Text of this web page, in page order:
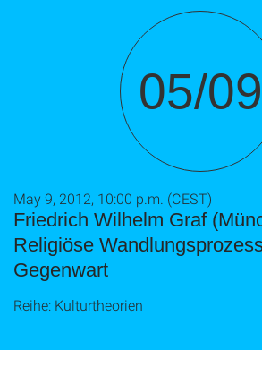
05/09
Friedrich Wilhelm Graf
Religiöse
Gegenwart
May 9, 2012, 10:00 p.m. (CEST)
Reihe: Kulturtheorien